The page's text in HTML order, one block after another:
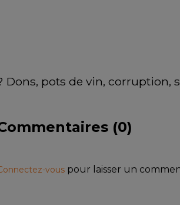
Dons, pots de vin, corruption,
(0)
vous pour laisser un